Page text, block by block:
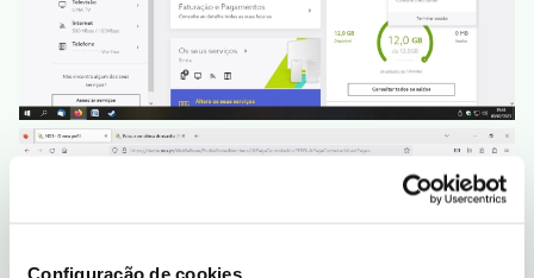
Configuração de cookies